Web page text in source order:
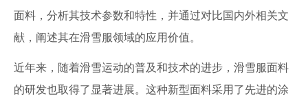
面料，分析其技术参数和特性，并通过对比国内外相关文
献，阐述其在滑雪服领域的应用价值。
近年来，随着滑雪运动的普及和技术的进步，滑雪服面料
的研发也取得了显著进展。这种新型面料采用了先进的涂